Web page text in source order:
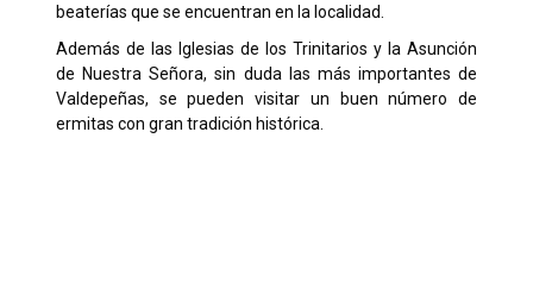
beaterías que se encuentran en la localidad.
Además de las Iglesias de los Trinitarios y la Asunción
de Nuestra Señora, sin duda las más importantes de
Valdepeñas, se pueden visitar un buen número de
ermitas con gran tradición histórica.